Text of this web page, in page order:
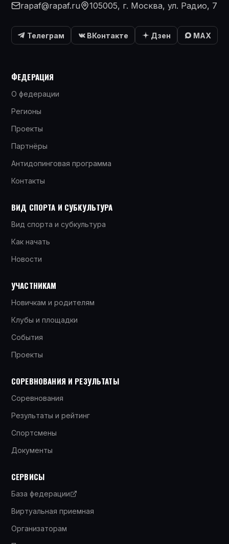
rapaf@rapaf.ru 105005, г. Москва, ул. Радио, 7
Телеграм ВКонтакте Дзен MAX
ФЕДЕРАЦИЯ
О федерации
Регионы
Проекты
Партнёры
Антидопинговая программа
Контакты
ВИД СПОРТА И СУБКУЛЬТУРА
Вид спорта и субкультура
Как начать
Новости
УЧАСТНИКАМ
Новичкам и родителям
Клубы и площадки
События
Проекты
СОРЕВНОВАНИЯ И РЕЗУЛЬТАТЫ
Соревнования
Результаты и рейтинг
Спортсмены
Документы
СЕРВИСЫ
База федерации
Виртуальная приемная
Организаторам